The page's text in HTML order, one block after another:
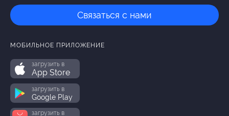
Связаться с нами
МОБИЛЬНОЕ ПРИЛОЖЕНИЕ
загрузить в
App Store
загрузить в
Google Play
загрузить в